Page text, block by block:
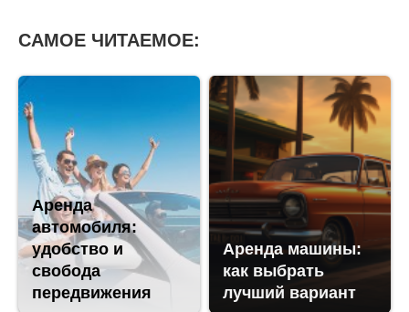
САМОЕ ЧИТАЕМОЕ:
Аренда
автомобиля:
удобство и
свобода
передвижения
Аренда машины:
как выбрать
лучший вариант